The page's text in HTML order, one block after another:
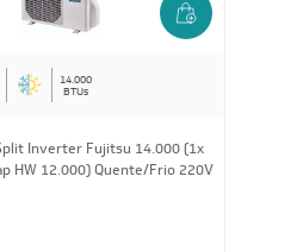
14.000
BTUs
Inverter Fujitsu 14.000 (1x
HW 12.000) Quente/Frio 220V